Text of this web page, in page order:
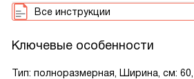
Все инструкции
Ключевые особенности
Тип: полноразмерная, Ширина, см: